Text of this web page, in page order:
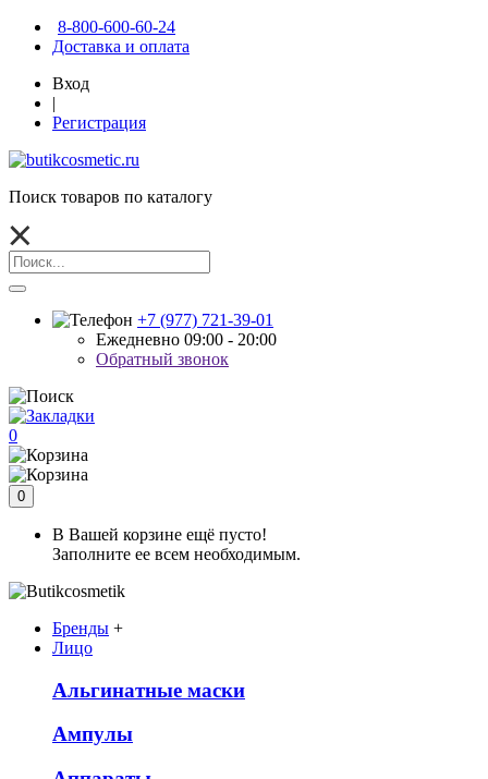
8-800-600-60-24
Доставка и оплата
Вход
|
Регистрация
Поиск товаров по каталогу
+7 (977) 721-39-01
Ежедневно 09:00 - 20:00
Обратный звонок
0
0
В Вашей корзине ещё пусто!
Заполните ее всем необходимым.
Бренды +
Лицо
Альгинатные маски
Ампулы